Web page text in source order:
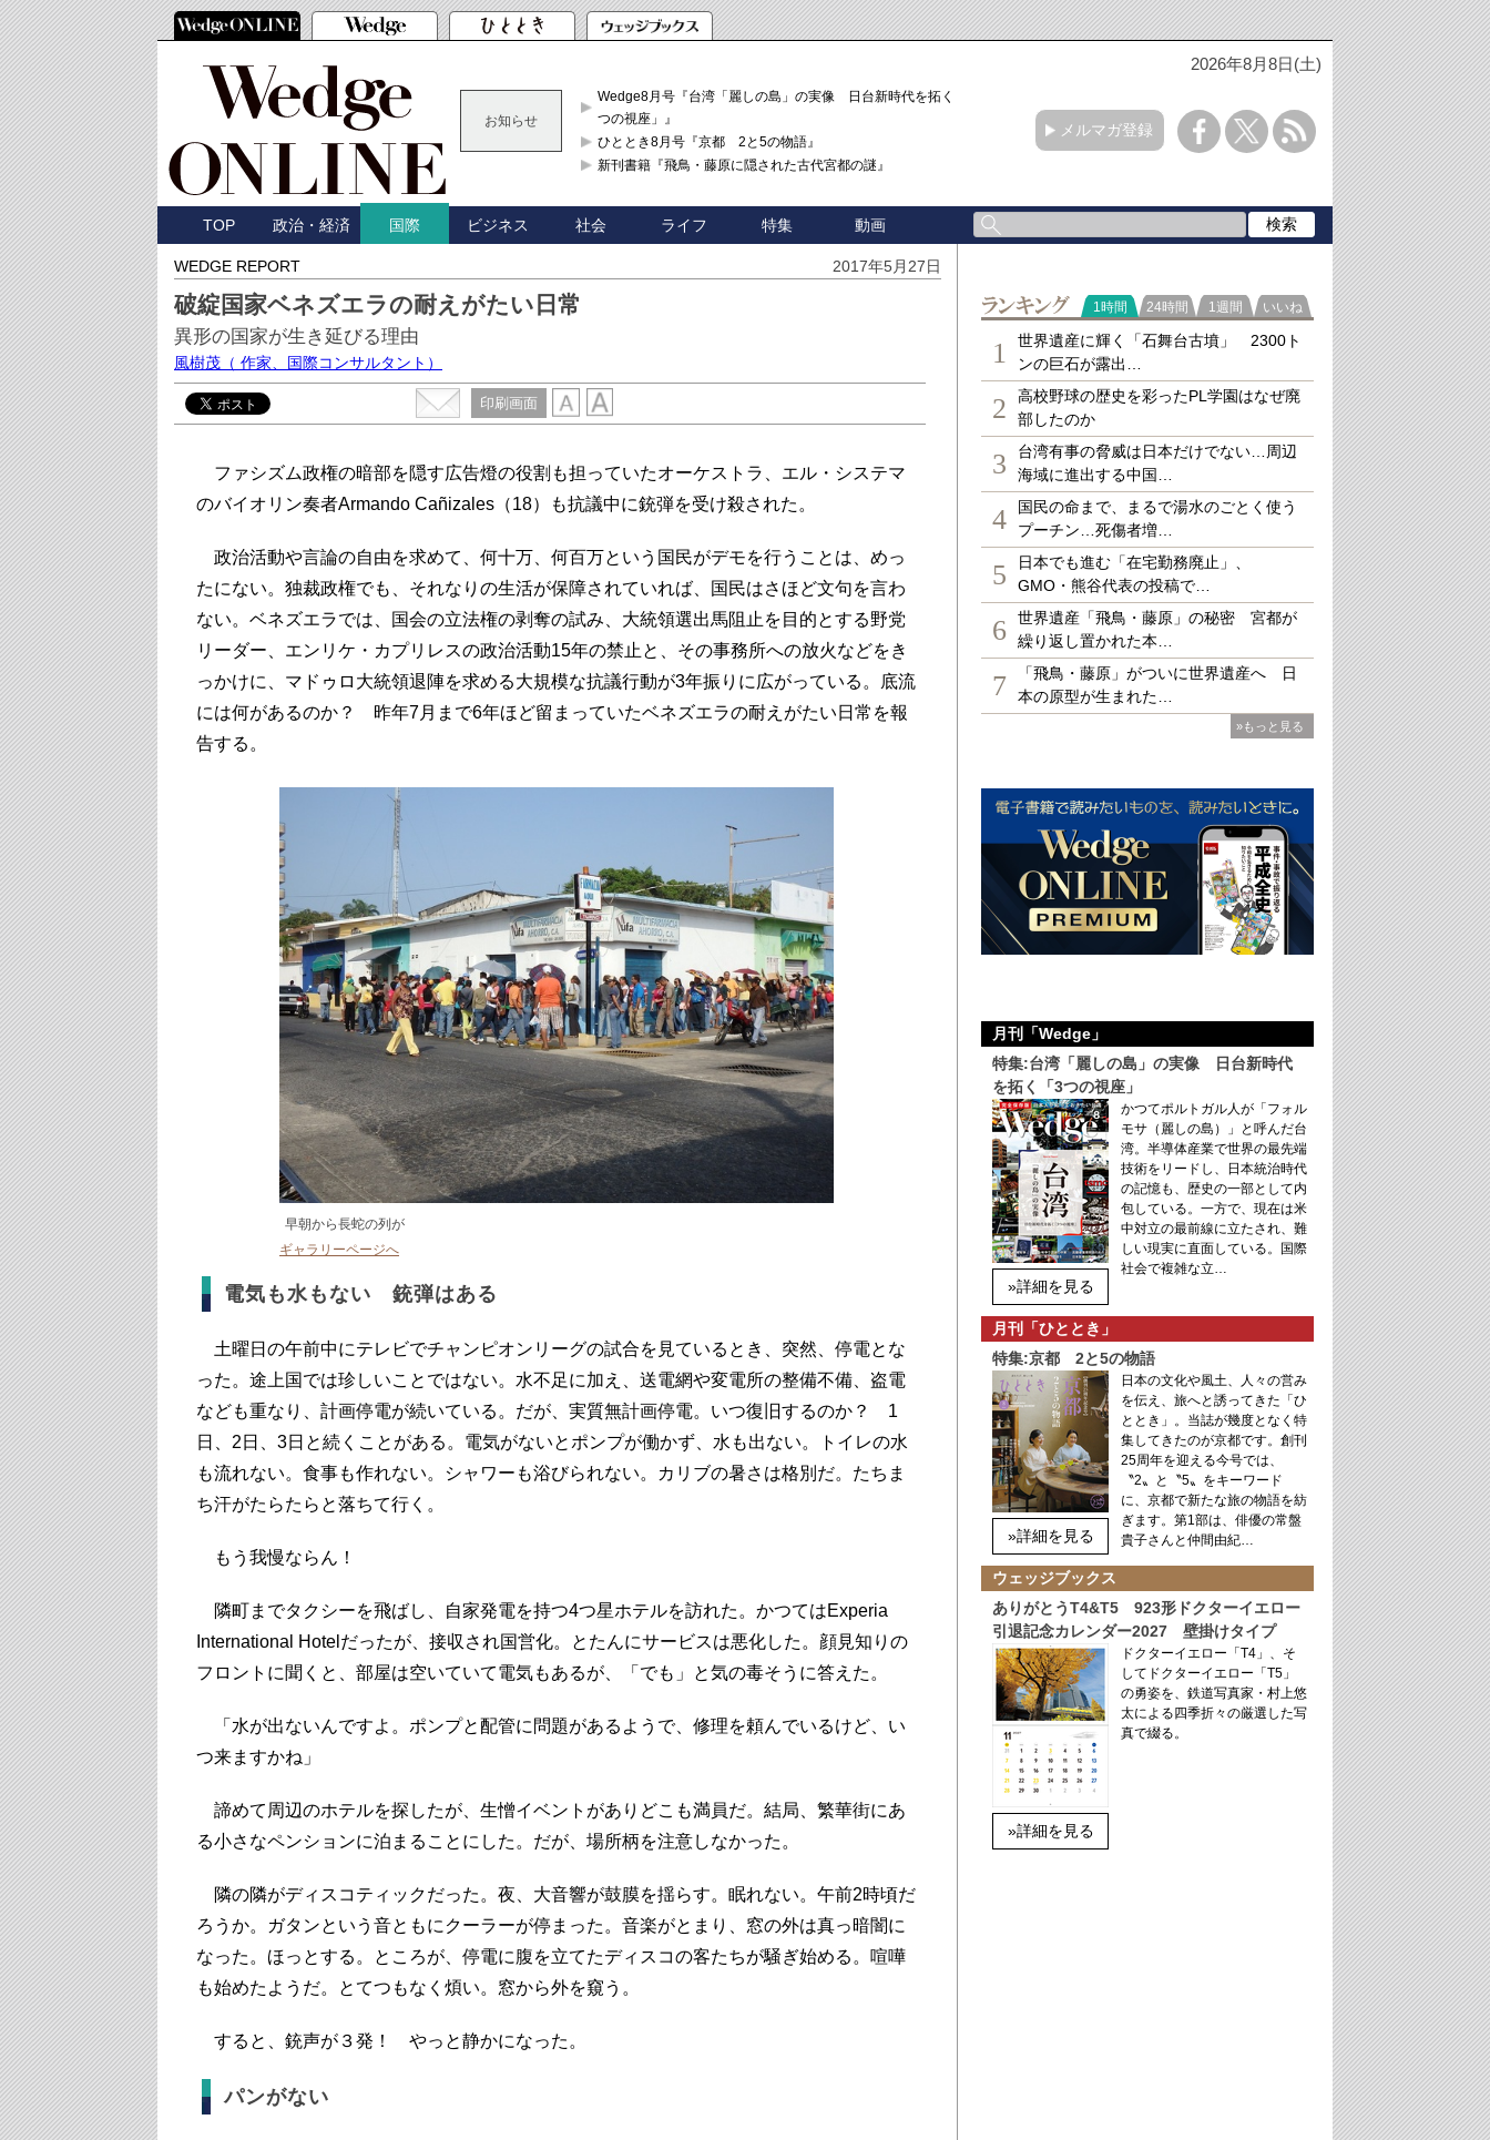
2026年8月8日(土)
お知らせ
Wedge8月号『台湾「麗しの島」の実像 日台新時代を拓く「3
つの視座」』
ひととき8月号『京都 2と5の物語』
新刊書籍『飛鳥・藤原に隠された古代宮都の謎』
メルマガ登録
TOP 政治・経済 国際 ビジネス 社会 ライフ 特集 動画
WEDGE REPORT 2017年5月27日
破綻国家ベネズエラの耐えがたい日常
異形の国家が生き延びる理由
風樹茂 （ 作家、国際コンサルタント）
印刷画面
ファシズム政権の暗部を隠す広告燈の役割も担っていたオーケストラ、エル・システマ
のバイオリン奏者Armando Cañizales（18）も抗議中に銃弾を受け殺された。
政治活動や言論の自由を求めて、何十万、何百万という国民がデモを行うことは、めっ
たにない。独裁政権でも、それなりの生活が保障されていれば、国民はさほど文句を言わ
ない。ベネズエラでは、国会の立法権の剥奪の試み、大統領選出馬阻止を目的とする野党
リーダー、エンリケ・カプリレスの政治活動15年の禁止と、その事務所への放火などをき
っかけに、マドゥロ大統領退陣を求める大規模な抗議行動が3年振りに広がっている。底流
には何があるのか？ 昨年7月まで6年ほど留まっていたベネズエラの耐えがたい日常を報
告する。
早朝から長蛇の列が
ギャラリーページへ
電気も水もない 銃弾はある
土曜日の午前中にテレビでチャンピオンリーグの試合を見ているとき、突然、停電とな
った。途上国では珍しいことではない。水不足に加え、送電網や変電所の整備不備、盗電
なども重なり、計画停電が続いている。だが、実質無計画停電。いつ復旧するのか？ 1
日、2日、3日と続くことがある。電気がないとポンプが働かず、水も出ない。トイレの水
も流れない。食事も作れない。シャワーも浴びられない。カリブの暑さは格別だ。たちま
ち汗がたらたらと落ちて行く。
もう我慢ならん！
隣町までタクシーを飛ばし、自家発電を持つ4つ星ホテルを訪れた。かつてはExperia
International Hotelだったが、接収され国営化。とたんにサービスは悪化した。顔見知りの
フロントに聞くと、部屋は空いていて電気もあるが、「でも」と気の毒そうに答えた。
「水が出ないんですよ。ポンプと配管に問題があるようで、修理を頼んでいるけど、い
つ来ますかね」
諦めて周辺のホテルを探したが、生憎イベントがありどこも満員だ。結局、繁華街にあ
る小さなペンションに泊まることにした。だが、場所柄を注意しなかった。
隣の隣がディスコティックだった。夜、大音響が鼓膜を揺らす。眠れない。午前2時頃だ
ろうか。ガタンという音ともにクーラーが停まった。音楽がとまり、窓の外は真っ暗闇に
なった。ほっとする。ところが、停電に腹を立てたディスコの客たちが騒ぎ始める。喧嘩
も始めたようだ。とてつもなく煩い。窓から外を窺う。
すると、銃声が３発！ やっと静かになった。
パンがない
ランキング
1時間 24時間 1週間 いいね
1
世界遺産に輝く「石舞台古墳」 2300ト
ンの巨石が露出…
2
高校野球の歴史を彩ったPL学園はなぜ廃
部したのか
3
台湾有事の脅威は日本だけでない…周辺
海域に進出する中国…
4
国民の命まで、まるで湯水のごとく使う
プーチン…死傷者増…
5
日本でも進む「在宅勤務廃止」、
GMO・熊谷代表の投稿で…
6
世界遺産「飛鳥・藤原」の秘密 宮都が
繰り返し置かれた本…
7
「飛鳥・藤原」がついに世界遺産へ 日
本の原型が生まれた…
»もっと見る
月刊「Wedge」
特集:台湾「麗しの島」の実像 日台新時代
を拓く「3つの視座」
»詳細を見る
かつてポルトガル人が「フォル
モサ（麗しの島）」と呼んだ台
湾。半導体産業で世界の最先端
技術をリードし、日本統治時代
の記憶も、歴史の一部として内
包している。一方で、現在は米
中対立の最前線に立たされ、難
しい現実に直面している。国際
社会で複雑な立…
月刊「ひととき」
特集:京都 2と5の物語
»詳細を見る
日本の文化や風土、人々の営み
を伝え、旅へと誘ってきた「ひ
ととき」。当誌が幾度となく特
集してきたのが京都です。創刊
25周年を迎える今号では、
〝2〟と〝5〟をキーワード
に、京都で新たな旅の物語を紡
ぎます。第1部は、俳優の常盤
貴子さんと仲間由紀…
ウェッジブックス
ありがとうT4&T5 923形ドクターイエロー
引退記念カレンダー2027 壁掛けタイプ
»詳細を見る
ドクターイエロー「T4」、そ
してドクターイエロー「T5」
の勇姿を、鉄道写真家・村上悠
太による四季折々の厳選した写
真で綴る。